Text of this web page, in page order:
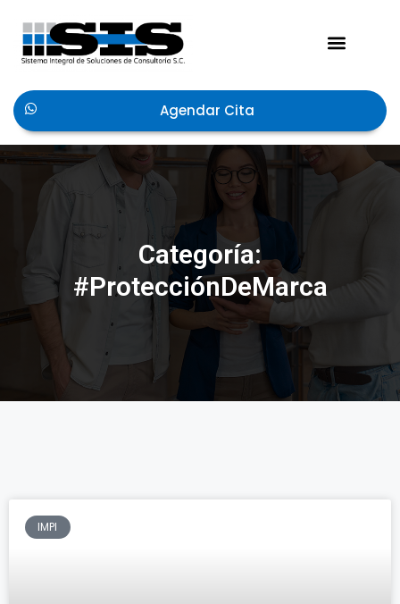
Agendar Cita
Categoría:
#ProtecciónDeMarca
IMPI